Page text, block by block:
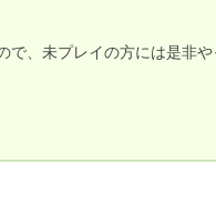
で、未プレイの方には是非